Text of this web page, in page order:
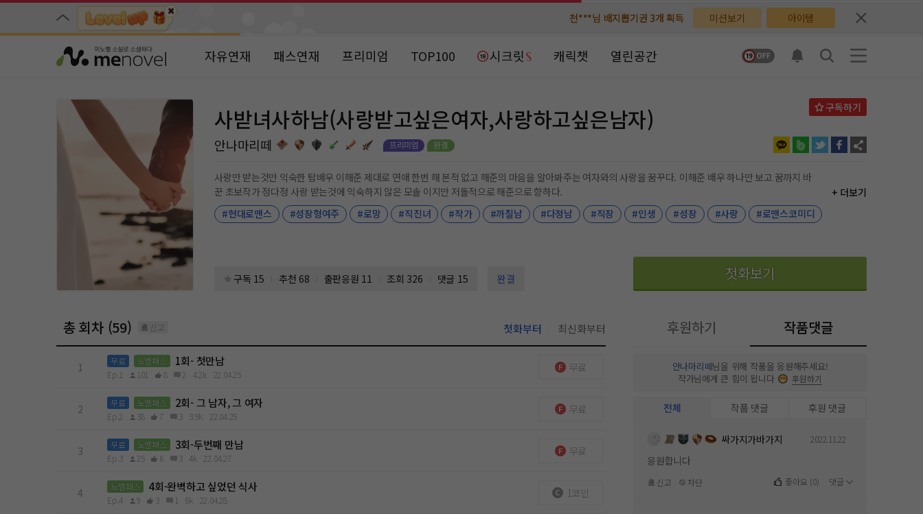
천***님 배지뽑기권 3개 획득
천***님 배지뽑기권 3개 획득
메**님 노벨패스 체험권 3일 획득
메**님 노벨패스 체험권 3일 획득
주**님 일반뽑기권 2개 획득
주**님 일반뽑기권 2개 획득
미션보기 아이템
자유연재 패스연재 프리미엄 TOP100 시크릿 캐릭챗 열린공간
사받녀사하남(사랑받고싶은여자,사랑하고싶은남자)
안나마리떼
사랑만 받는것만 익숙한 탑배우 이해준 제대로 연애 한번 해 본적 없고 해준의 마음을 알아봐주는 여자와의 사랑을 꿈꾸다. 이해준 배우 하나만 보고 꿈까지 바
꾼 초보작가 정다정 사랑 받는것에 익숙하지 않은 모솔 이지만 저돌적으로 해준으로 향하다.
+ 더보기
#현대로맨스
#성장형여주 #로망 #직진녀 #작가 #까칠남 #다정남 #직장 #인생 #성장 #사랑 #로맨스코미디
구독 15 추천 68 출판응원 11 조회 326 댓글 15 완결 첫화보기
총 회차 (59) 신고 첫화부터 최신화부터
1 무료 노벨패스 1회- 첫만남
Ep.1 101 8 2 4.2k 22.04.25
무료
2 무료 노벨패스 2회- 그 남자, 그 여자
Ep.2 38 7 3 3.9k 22.04.25
무료
3 무료 노벨패스 3회-두번째 만남
Ep.3 25 6 3 4k 22.04.27
무료
4 노벨패스 4회-완벽하고 싶었던 식사
Ep.4 9 3 1 6k 22.04.28
1코인
후원하기 작품댓글
안나마리떼님을 위해 작품을 응원해주세요!
작가님에게 큰 힘이 됩니다
후원하기
전체 작품 댓글 후원 댓글
싸가지가바가지 2022.11.22
응원합니다
신고 차단 좋아요 (0) 댓글